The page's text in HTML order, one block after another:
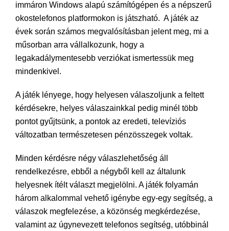
immáron Windows alapú számítógépen és a népszerű
okostelefonos platformokon is játszható. A játék az
évek során számos megvalósításban jelent meg, mi a
műsorban arra vállalkozunk, hogy a
legakadálymentesebb verziókat ismertessük meg
mindenkivel.
A játék lényege, hogy helyesen válaszoljunk a feltett
kérdésekre, helyes válaszainkkal pedig minél több
pontot gyűjtsünk, a pontok az eredeti, televíziós
változatban természetesen pénzösszegek voltak.
Minden kérdésre négy válaszlehetőség áll
rendelkezésre, ebből a négyből kell az általunk
helyesnek ítélt választ megjelölni. A játék folyamán
három alkalommal vehető igénybe egy-egy segítség, a
válaszok megfelezése, a közönség megkérdezése,
valamint az úgynevezett telefonos segítség, utóbbinál